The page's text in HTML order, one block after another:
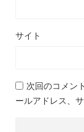
サイト
次回のコメン
ールアドレス、